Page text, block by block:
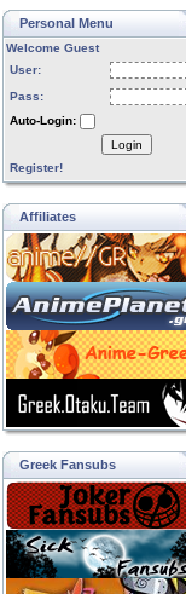
Personal Menu
Welcome Guest
User:
Pass:
Auto-Login:
Login
Register!
Affiliates
Greek Fansubs